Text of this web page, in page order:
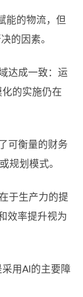
能的物流，但
的因素。
达成一致：运
的实施仍在
可衡量的财务
规划模式。
于生产力的提
效率提升视为
用AI的主要障